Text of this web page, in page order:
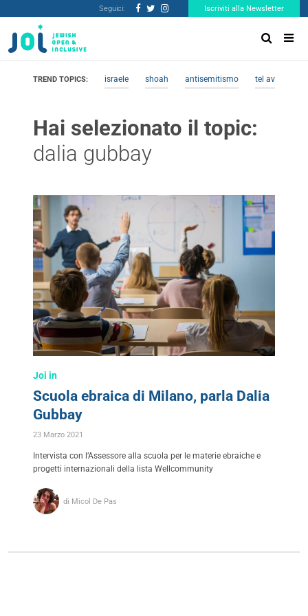
Seguici: Iscriviti alla Newsletter
TREND TOPICS: israele shoah antisemitismo tel aviv
Hai selezionato il topic:
dalia gubbay
Joi in
Scuola ebraica di Milano, parla Dalia
Gubbay
23 Marzo 2021
Intervista con l’Assessore alla scuola per le materie ebraiche e
progetti internazionali della lista Wellcommunity
di Micol De Pas